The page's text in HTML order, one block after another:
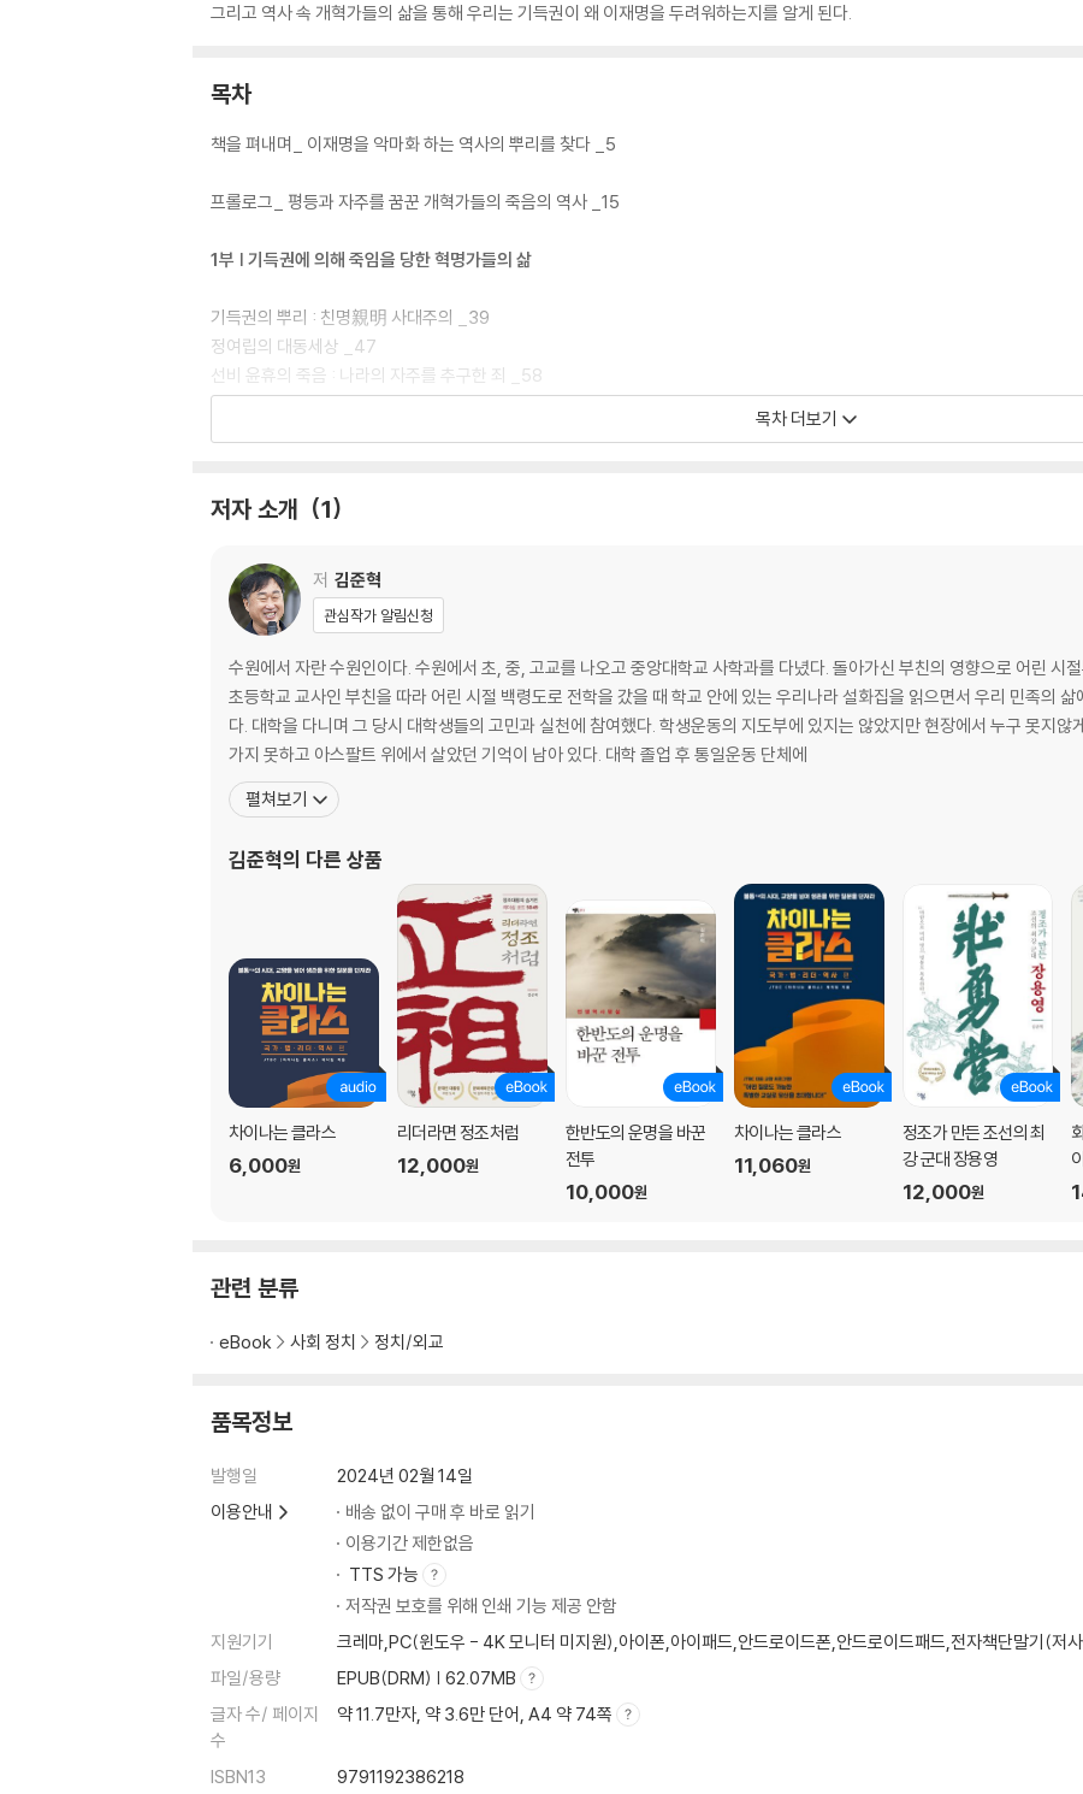
그리고 역사 속 개혁가들의 삶을 통해 우리는 기득권이 왜 이재명을 두려워하는지를 알게 된다.
목차
책을 펴내며_ 이재명을 악마화 하는 역사의 뿌리를 찾다 _5
프롤로그_ 평등과 자주를 꿈꾼 개혁가들의 죽음의 역사 _15
1부 | 기득권에 의해 죽임을 당한 혁명가들의 삶
기득권의 뿌리 : 친명親明 사대주의 _39
정여립의 대동세상 _47
선비 윤휴의 죽음 : 나라의 자주를 추구한 죄 _58
이인좌의 꿈과 좌절, 그리고 백성의 나라 _71
광해군 시대의 비극 : 현실주의 외교의 좌절 _87
사도세자의 죽음 : 기득권자들의 집단 음모 _113
정조의 의문사 : 개혁을 추구하면 국왕도 죽인다 _127
노무현 대통령의 죽음 : 자살이 아닌 타살이다 _141
3부 | 저주를 외치다 최후를 맞은 개혁가들
이가환 : 서학의 지도자이자 혁신 사상가 _153
이승훈 : 사교邪敎의 우두머리로 몰려 죽다 _161
최제우 : 평등과 자주를 꿈꾸다 대역죄인이 되다 _174
4부 | 평등세상을 만들고자 항거한 여성들
용녀 : 봉건체제와 맞서 싸우다 _201
허난설헌 : 여선女仙으로 자처하며 시대에 저항하다 _216
고대수 : 갑신정변에 참여한 혁명 궁녀 _229
에필로그-1_ 묘청, 만적, 이재명 _243
에필로그-2_ 새로운 세상의 정의를 위하여 _251
목차 더보기
저자 소개 1
저 김준혁
관심작가 알림신청
수원에서 자란 수원인이다. 수원에서 초, 중, 고교를 나오고 중앙대학교 사학과를 다녔다. 돌아가신 부친의 영향으로 어린 시
초등학교 교사인 부친을 따라 어린 시절 백령도로 전학을 갔을 때 학교 안에 있는 우리나라 설화집을 읽으면서 우리 민족의
다. 대학을 다니며 그 당시 대학생들의 고민과 실천에 참여했다. 학생운동의 지도부에 있지는 않았지만 현장에서 누구 못지않
가지 못하고 아스팔트 위에서 살았던 기억이 남아 있다. 대학 졸업 후 통일운동 단체에
펼쳐보기
김준혁의 다른 상품
차이나는 클라스
6,000원
리더라면 정조처럼
12,000원
한반도의 운명을 바꾼
전투
10,000원
차이나는 클라스
11,060원
정조가 만든 조선의 최
강 군대 장용영
12,000원
관련 분류
eBook 사회 정치 정치/외교
품목정보
발행일
2024년 02월 14일
이용안내
배송 없이 구매 후 바로 읽기
이용기간 제한없음
TTS 가능
저작권 보호를 위해 인쇄 기능 제공 안함
지원기기
크레마,PC(윈도우 - 4K 모니터 미지원),아이폰,아이패드,안드로이드폰,안드로이드패드,전자책단말기(저
파일/용량
EPUB(DRM) | 62.07MB
글자 수/ 페이지
수
약 11.7만자, 약 3.6만 단어, A4 약 74쪽
ISBN13 9791192386218